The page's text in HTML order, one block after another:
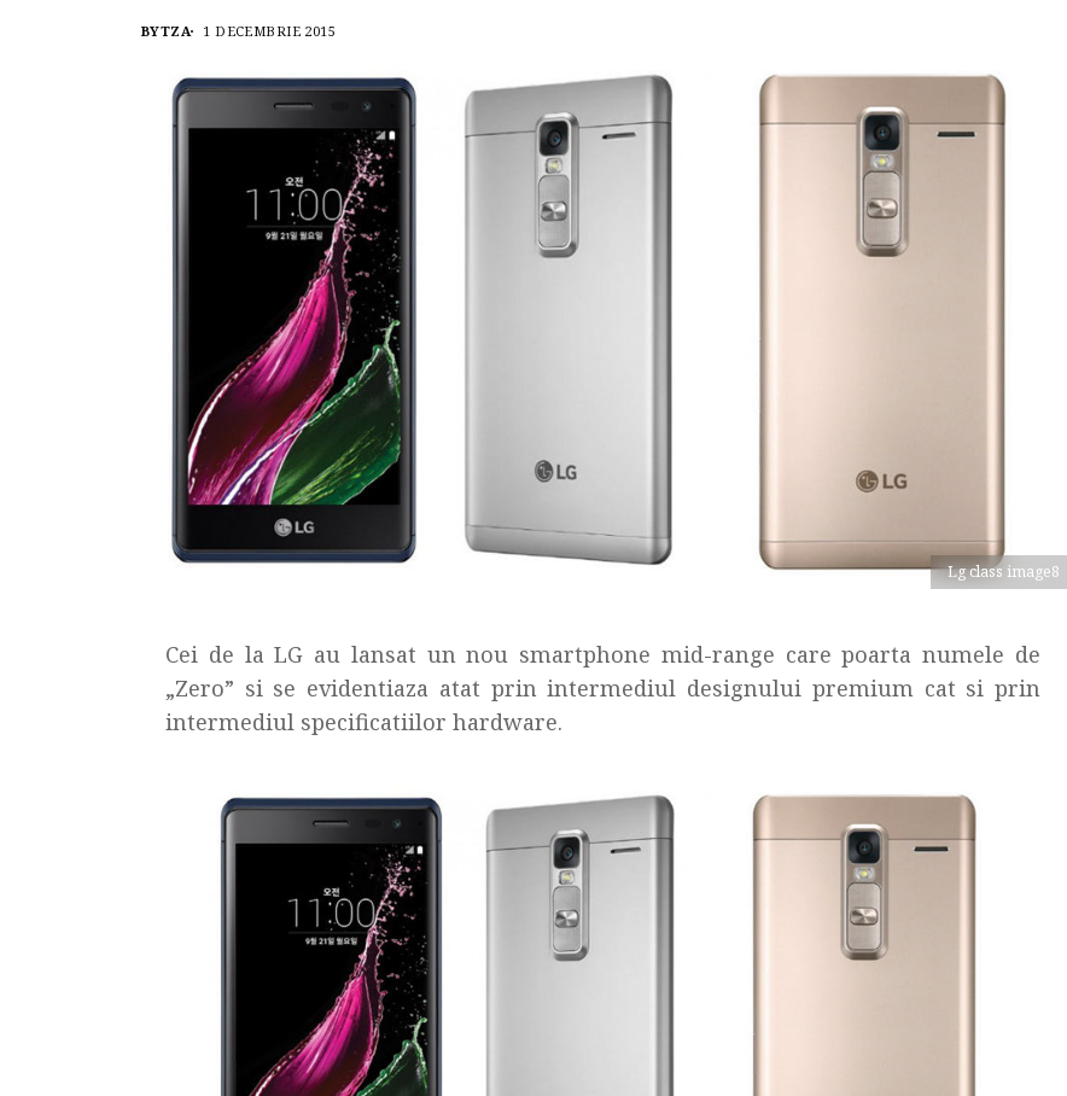
BYTZA 1 DECEMBRIE 2015
Lg class image8
Cei de la LG au lansat un nou smartphone mid-range care poarta numele de
„Zero” si se evidentiaza atat prin intermediul designului premium cat si prin
intermediul specificatiilor hardware.